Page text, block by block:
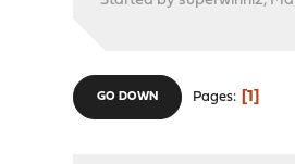
GO DOWN Pages 1